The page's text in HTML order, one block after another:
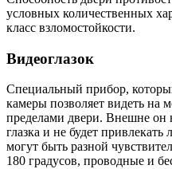
условных количественных
класс взломостойкости.
Видеоглазок
Специальный прибор,
камеры позволяет видеть на
пределами двери. Внешне он
глазка и не будет
могут быть разной
180 градусов, проводные и